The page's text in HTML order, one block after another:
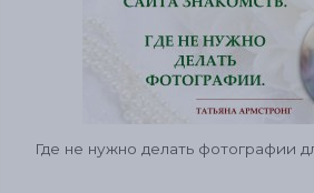
Где не нужно делать фотографии